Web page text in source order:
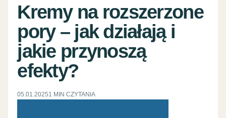
Kremy na rozszerzone
pory – jak działają i
jakie przynoszą
efekty?
05.01.20251 MIN CZYTANIA